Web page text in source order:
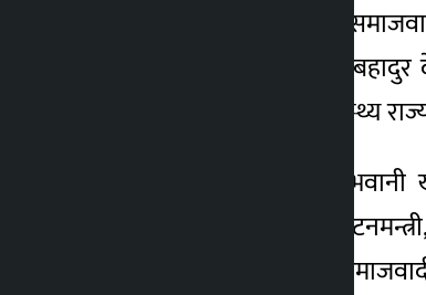
काठमाडौं । नेकपा एकीकृत
नेताको नाम प्रधानमन्त्री
श्रममन्त्री बन्नेछन् । यस्तै स्वास्थ्य
यसअघि राज्यमन्त्री रहेका
समाजवादीबाट प्रेम आले
उनीहरुलाई फिर्ता बोलाएर